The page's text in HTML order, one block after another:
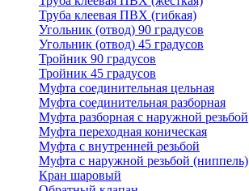
Труба клеевая ПВХ (гибкая)
Угольник (отвод) 90 градусов
Угольник (отвод) 45 градусов
Тройник 90 градусов
Тройник 45 градусов
Муфта соединительная цельная
Муфта соединительная разборная
Муфта разборная с наружной резьбой
Муфта переходная коническая
Муфта с внутренней резьбой
Муфта с наружной резьбой (ниппель)
Кран шаровый